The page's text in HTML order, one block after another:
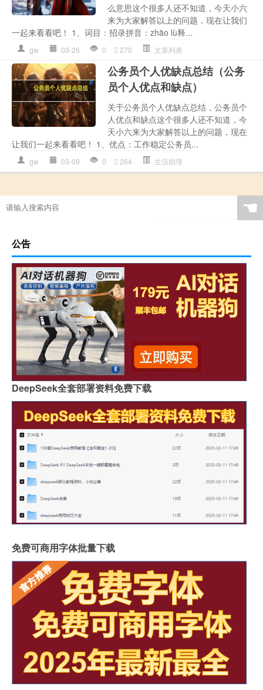
么意思这个很多人还不知道，今天小六
来为大家解答以上的问题，现在让我们
一起来看看吧！ 1、词目：招录拼音：zhāo lù释...
gw 03-26 0 270 文章列表
公务员个人优缺点总结（公务
员个人优点和缺点）
关于公务员个人优缺点总结，公务员个
人优点和缺点这个很多人还不知道，今
天小六来为大家解答以上的问题，现在
让我们一起来看看吧！ 1、优点：工作稳定公务员...
gw 03-09 0 264 生活助理
☚
公告
DeepSeek全套部署资料免费下载
免费可商用字体批量下载